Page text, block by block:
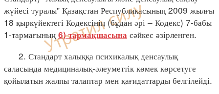
жүйесі туралы" Қазақстан Республикасының 2009 жылғы
18 қыркүйектегі Кодексінің (бұдан әрі – Кодекс) 7-бабы
1-тармағының 6) тармақшасына сәйкес әзірленген.
2. Стандарт халыққа психикалық денсаулық
саласында медициналық-әлеуметтік көмек көрсетуге
қойылатын жалпы талаптар мен қағидаттарды белгілейді.